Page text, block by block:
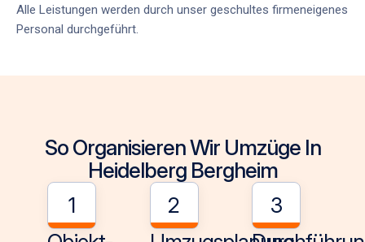
Alle Leistungen werden durch unser geschultes firmeneigenes
Personal durchgeführt.
So Organisieren Wir Umzüge In
Heidelberg Bergheim
1
2
3